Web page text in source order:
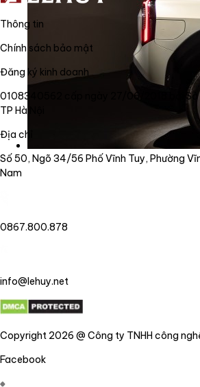
Thông tin
Chính sách bảo mật
Đăng ký kinh doanh
0108340562 cấp ngày 27/06/2018 bởi Sở
TP Hà Nội
Địa chỉ
Số 50, Ngõ 34/56 Phố Vĩnh Tuy, Phường
Nam
0867.800.878
info@lehuy.net
Copyright 2026 @ Công ty TNHH công
Facebook